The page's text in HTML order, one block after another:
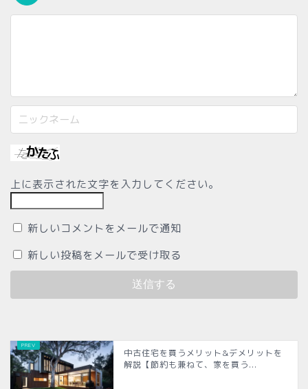
上に表示された文字を入力してください。
新しいコメントをメールで通知
新しい投稿をメールで受け取る
中古住宅を買うメリット&デメリットを
解説【節約も兼ねて、家を買う...